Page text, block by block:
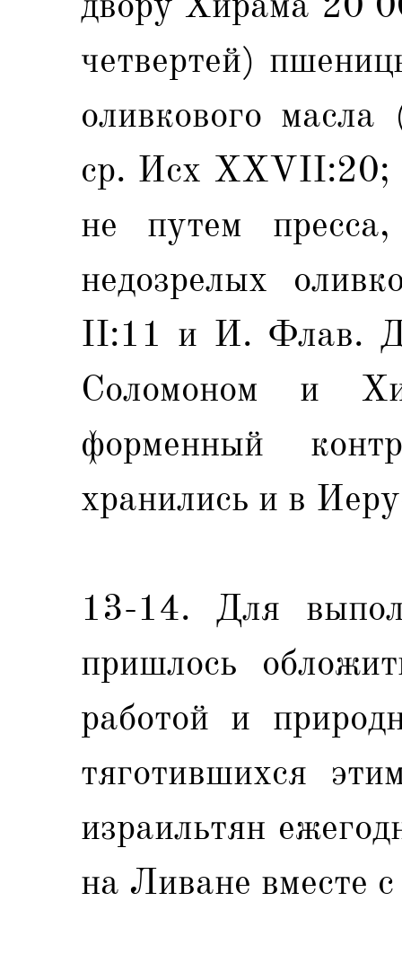
четвертей)
оливкового
ср. Исх XXVII:20;
не путем
недозрелых
II:11 и И. Флав.
Соломоном и
форменный
хранились и в
13-14. Для
пришлось
работой и
тяготившихся
израильтян
на Ливане вместе